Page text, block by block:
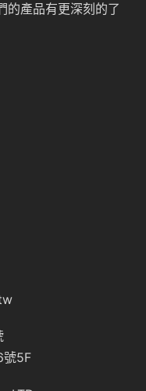
的產品有更深刻的了
號5F